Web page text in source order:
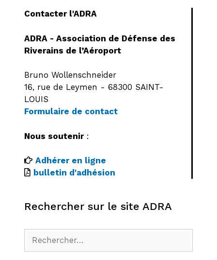
Contacter l'ADRA
ADRA - Association de Défense des
Riverains de l’Aéroport
Bruno Wollenschneider
16, rue de Leymen - 68300 SAINT-
LOUIS
Formulaire de contact
Nous soutenir:
Adhérer en ligne
bulletin d'adhésion
Rechercher sur le site ADRA
Rechercher :